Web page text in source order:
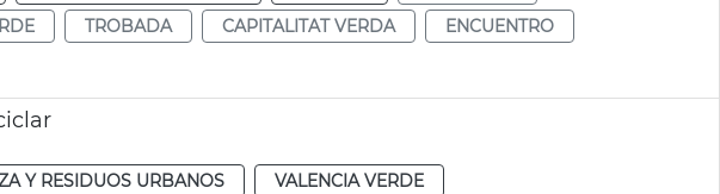
TROBADA CAPITALITAT VERDA
ENCUENTRO
Y RESIDUOS URBANOS VALENCIA VERDE